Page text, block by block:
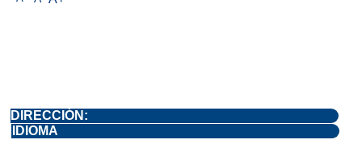
DIRECCIÓN:
IDIOMA